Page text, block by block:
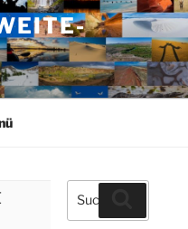
Suche
nach: